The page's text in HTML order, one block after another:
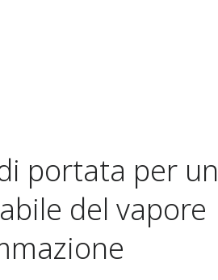
portata per un
del vapore